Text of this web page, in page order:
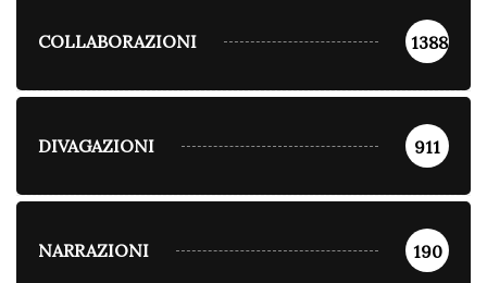
COLLABORAZIONI 1388
DIVAGAZIONI 911
NARRAZIONI 190